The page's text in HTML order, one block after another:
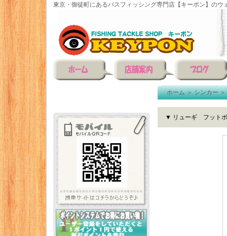
東京・御徒町にあるバスフィッシング専門店【キーポン】のウ
ホーム＞シンカー＞
▼ リューギ フットボ